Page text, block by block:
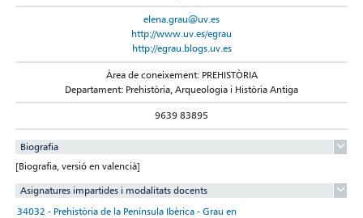
elena.grau@uv.es
http://www.uv.es/egrau
http://egrau.blogs.uv.es
Àrea de coneixement: PREHISTÒRIA
Departament: Prehistòria, Arqueologia i Història Antiga
9639 83895
Biografia
[Biografia, versió en valencià]
Asignatures impartides i modalitats docents
34032 - Prehistòria de la Península Ibèrica - Grau en